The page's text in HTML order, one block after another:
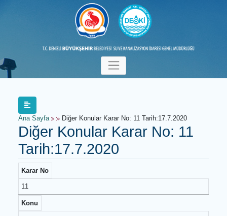
Ana Sayfa Diğer Konular Karar No: 11 Tarih:17.7.2020
Diğer Konular Karar No: 11
Tarih:17.7.2020
Karar No
11